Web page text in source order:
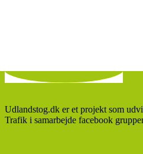
Udlandstog.dk er et projekt som
Trafik i samarbejde facebook